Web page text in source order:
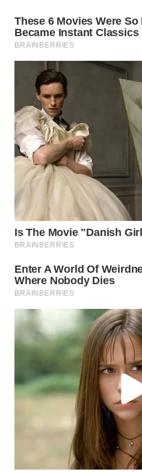
WN
MAJALENGKA
WN
SUBANG
WN
SUKABUMI
WN
PURWAKARTA
WN
PRIANGAN
TIMUR
SEMARANG
SOLO
WN
WN